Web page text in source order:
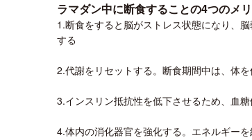
ラマダン中に断食することの4つのメリ
1.断食をすると脳がストレス状態になり、
する
2.代謝をリセットする。断食期間中は、体
3.インスリン抵抗性を低下させるため、血
4.体内の消化器官を強化する。エネルギー